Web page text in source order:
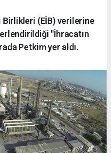
Birlikleri (EİB) verilerine
"İhracatın
Petkim yer aldı.